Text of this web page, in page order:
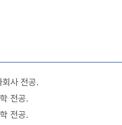
사 전공.
전공.
전공.